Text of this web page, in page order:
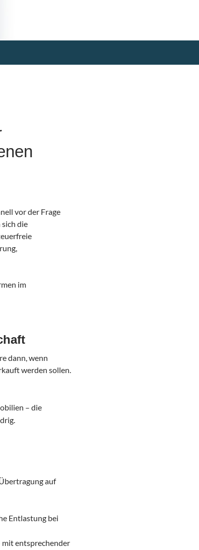
vor der Frage
die
im
dann, wenn
werden sollen.
– die
auf
Entlastung bei
mit entsprechender